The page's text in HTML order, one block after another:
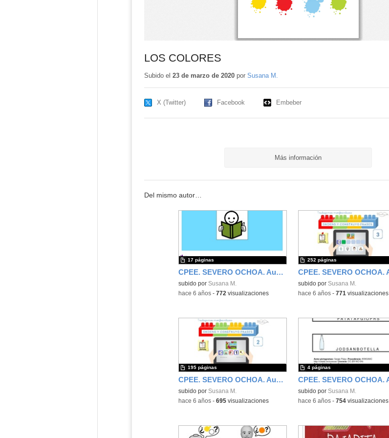
LOS COLORES
Subido el 23 de marzo de 2020por Susana M.
X (Twitter) Facebook Embeber
Más información
Del mismo autor…
CPEE. SEVERO OCHOA. Audición y Lenguaje. lectura global
subido por Susana M.
17 páginas
-hace 6 años- 772 visualizaciones
subido por Susana M.
252 páginas
-hace 6 años- 771 visualizaciones
CPEE. SEVERO OCHOA. Audición y Lenguaje. Construir frases. Nivel 2
subido por Susana M.
195 páginas
-hace 6 años- 695visualizaciones
subido por Susana M.
4 páginas
-hace 6 años- 754visualizaciones